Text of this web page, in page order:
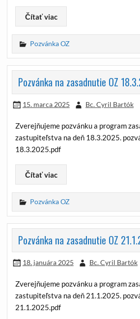
Čítať viac
Pozvánka OZ
Pozvánka na zasadnutie OZ
15. marca 2025 Bc. Cyril Bartók
Zverejňujeme pozvánku a program
zastupiteľstva na deň 18.3.2025.
18.3.2025.pdf
Čítať viac
Pozvánka OZ
Pozvánka na zasadnutie OZ
18. januára 2025 Bc. Cyril Bartók
Zverejňujeme pozvánku a program
zastupiteľstva na deň 21.1.2025.
21.1.2025.pdf